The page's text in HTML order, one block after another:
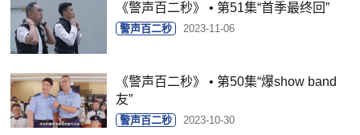
​《警声百二秒》 • 第51集“首季最终回”
警声百二秒 2023-11-06
《警声百二秒》 • 第50集“爆show band
友”
警声百二秒 2023-10-30